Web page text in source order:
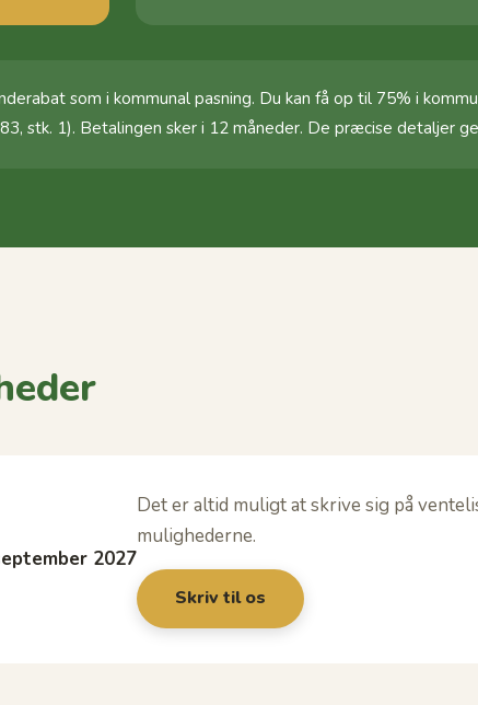
som i kommunal pasning. Du kan få op til 75% i
stk. 1). Betalingen sker i 12 måneder. De præcise detaljer
2027
Det er altid muligt at skrive sig på
mulighederne.
Skriv til os